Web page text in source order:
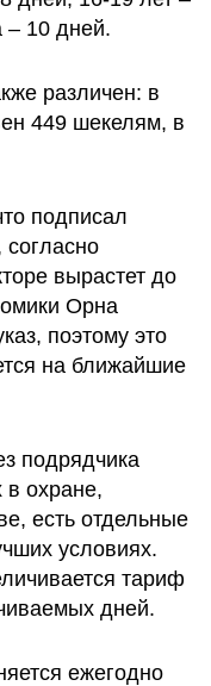
– 10 дней.
различен: в
449 шекелям, в
подписал
вырастет до
Орна
поэтому это
на ближайшие
подрядчика
охране,
есть отдельные
условиях.
тариф
дней.
ежегодно